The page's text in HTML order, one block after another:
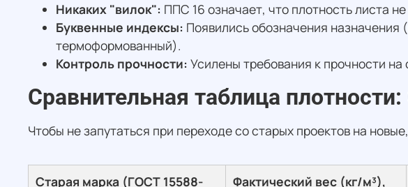
Никаких "вилок": ППС 16 означает, что плотность листа
Буквенные индексы: Появились обозначения
термоформованный).
Контроль прочности: Усилены требования к прочности
Сравнительная таблица
Чтобы не запутаться при переходе со старых проектов на
Старая марка (ГОСТ 15588-
Фактический вес (кг/м³),